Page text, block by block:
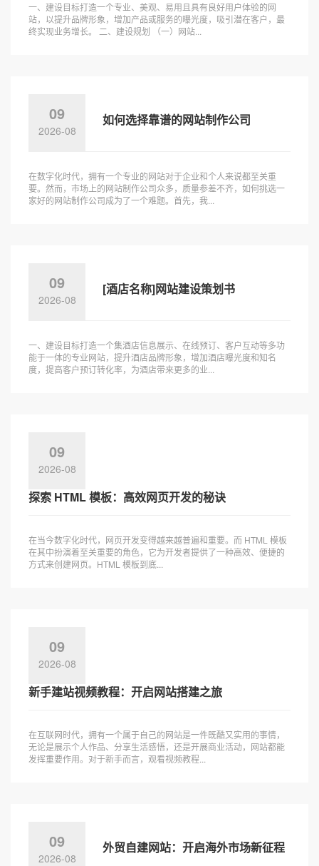
一、建设目标打造一个专业、美观、易用且具有良好用户体验的网
站，以提升品牌形象，增加产品或服务的曝光度，吸引潜在客户，最
终实现业务增长。 二、建设规划 （一）网站...
09
2026-08
如何选择靠谱的网站制作公司
在数字化时代，拥有一个专业的网站对于企业和个人来说都至关重
要。然而，市场上的网站制作公司众多，质量参差不齐，如何挑选一
家好的网站制作公司成为了一个难题。首先，我...
09
2026-08
[酒店名称]网站建设策划书
一、建设目标打造一个集酒店信息展示、在线预订、客户互动等多功
能于一体的专业网站，提升酒店品牌形象，增加酒店曝光度和知名
度，提高客户预订转化率，为酒店带来更多的业...
09
2026-08
探索 HTML 模板：高效网页开发的秘诀
在当今数字化时代，网页开发变得越来越普遍和重要。而 HTML 模板
在其中扮演着至关重要的角色，它为开发者提供了一种高效、便捷的
方式来创建网页。HTML 模板到底...
09
2026-08
新手建站视频教程：开启网站搭建之旅
在互联网时代，拥有一个属于自己的网站是一件既酷又实用的事情，
无论是展示个人作品、分享生活感悟，还是开展商业活动，网站都能
发挥重要作用。对于新手而言，观看视频教程...
09
2026-08
外贸自建网站：开启海外市场新征程